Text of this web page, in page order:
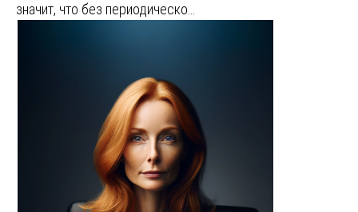
значит, что без периодическо…